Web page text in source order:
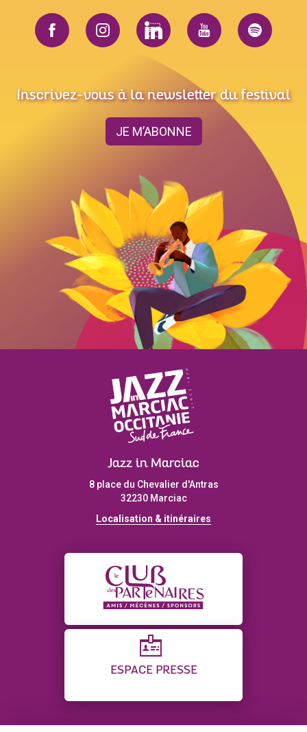
Inscrivez-vous à la newsletter du festival
JE M’ABONNE
Jazz in Marciac
8 place du Chevalier d'Antras
32230 Marciac
Localisation & itinéraires
ESPACE PRESSE